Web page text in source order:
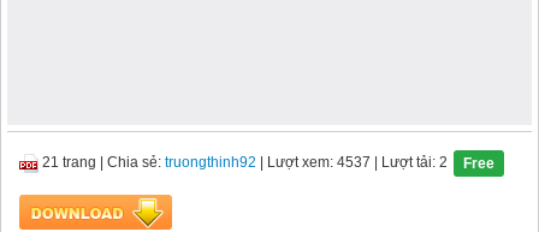
21 trang Chia sẻ: truongthinh92 | Lượt xem: 4537 | Lượt tải: 2 Free